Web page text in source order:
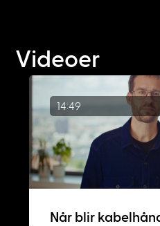
Videoer
14:49
Når blir